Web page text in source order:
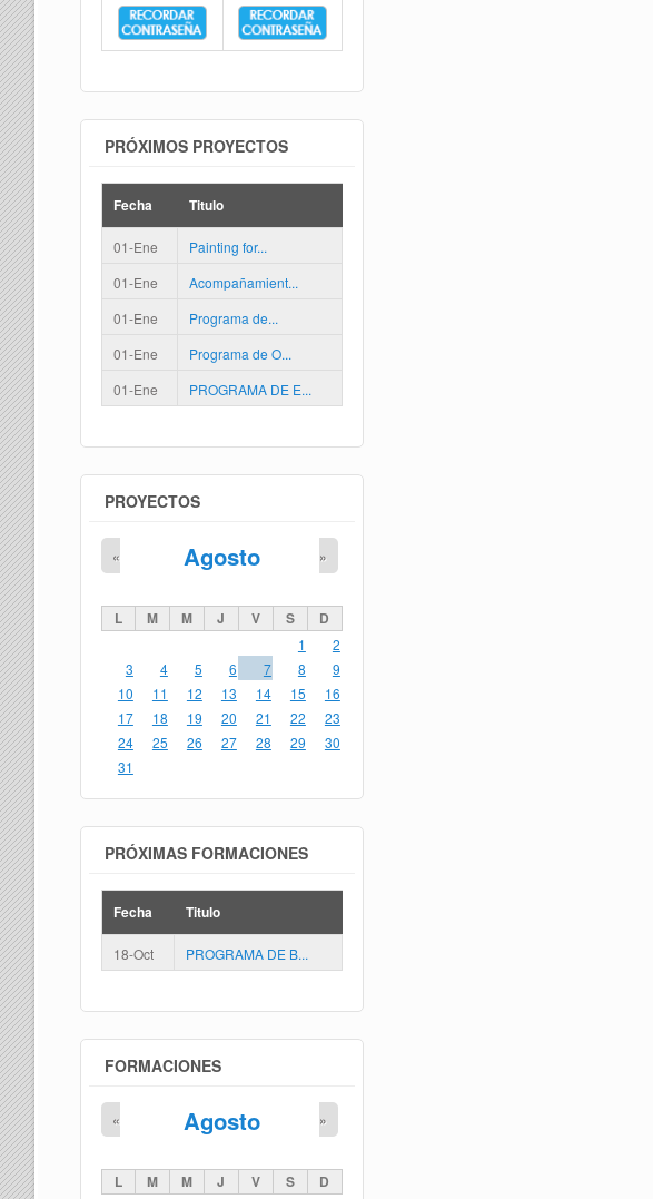
PRÓXIMOS PROYECTOS
Fecha Titulo
01-Ene
Painting for...
01-Ene
Acompañamient...
01-Ene
Programa de...
01-Ene
Programa de O...
01-Ene
PROGRAMA DE E...
PROYECTOS
Agosto
« »
L M M J V S D
1
2
3
4 5 6 7 8
9
10
11 12 13 14 15
16
17
18 19 20 21 22
23
24
25 26 27 28 29
30
31
PRÓXIMAS FORMACIONES
Fecha Titulo
18-Oct PROGRAMA DE B...
FORMACIONES
Agosto
« »
L M M J V S D